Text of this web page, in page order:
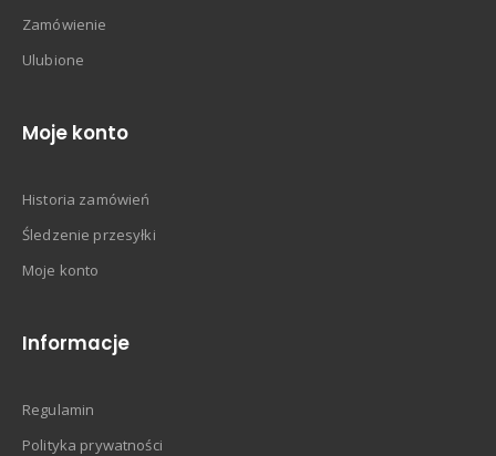
Zamówienie
Ulubione
Moje konto
Historia zamówień
Śledzenie przesyłki
Moje konto
Informacje
Regulamin
Polityka prywatności